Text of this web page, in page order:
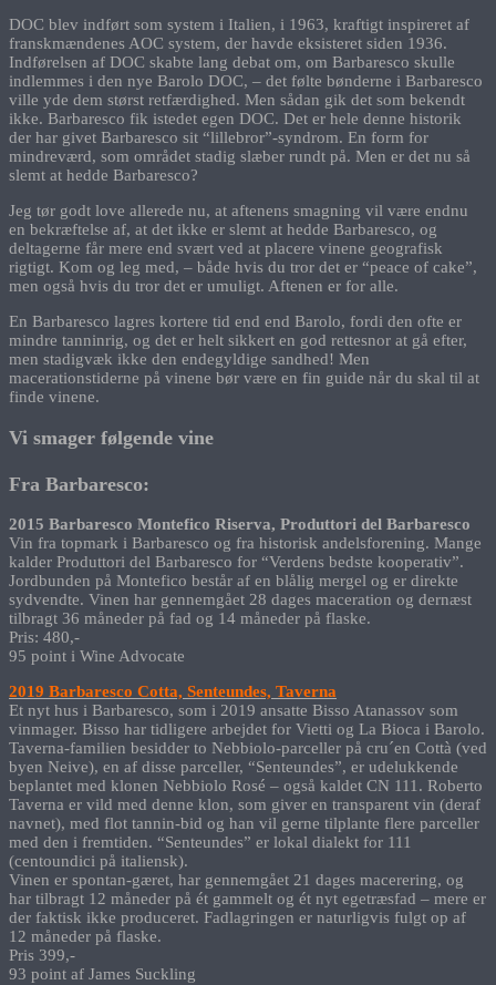
DOC blev indført som system i Italien, i 1963, kraftigt inspireret af
franskmændenes AOC system, der havde eksisteret siden 1936.
Indførelsen af DOC skabte lang debat om, om Barbaresco skulle
indlemmes i den nye Barolo DOC, – det følte bønderne i Barbaresco
ville yde dem størst retfærdighed. Men sådan gik det som bekendt
ikke. Barbaresco fik istedet egen DOC. Det er hele denne historik
der har givet Barbaresco sit “lillebror”-syndrom. En form for
mindreværd, som området stadig slæber rundt på. Men er det nu så
slemt at hedde Barbaresco?
Jeg tør godt love allerede nu, at aftenens smagning vil være endnu
en bekræftelse af, at det ikke er slemt at hedde Barbaresco, og
deltagerne får mere end svært ved at placere vinene geografisk
rigtigt. Kom og leg med, – både hvis du tror det er “peace of cake”,
men også hvis du tror det er umuligt. Aftenen er for alle.
En Barbaresco lagres kortere tid end end Barolo, fordi den ofte er
mindre tanninrig, og det er helt sikkert en god rettesnor at gå efter,
men stadigvæk ikke den endegyldige sandhed! Men
macerationstiderne på vinene bør være en fin guide når du skal til at
finde vinene.
Vi smager følgende vine
Fra Barbaresco:
2015 Barbaresco Montefico Riserva, Produttori del Barbaresco
Vin fra topmark i Barbaresco og fra historisk andelsforening. Mange
kalder Produttori del Barbaresco for “Verdens bedste kooperativ”.
Jordbunden på Montefico består af en blålig mergel og er direkte
sydvendte. Vinen har gennemgået 28 dages maceration og dernæst
tilbragt 36 måneder på fad og 14 måneder på flaske.
Pris: 480,-
95 point i Wine Advocate
2019 Barbaresco Cotta, Senteundes, Taverna
Et nyt hus i Barbaresco, som i 2019 ansatte Bisso Atanassov som
vinmager. Bisso har tidligere arbejdet for Vietti og La Bioca i Barolo.
Taverna-familien besidder to Nebbiolo-parceller på cru´en Cottà (ved
byen Neive), en af ​​disse parceller, “Senteundes”, er udelukkende
beplantet med klonen Nebbiolo Rosé – også kaldet CN 111. Roberto
Taverna er vild med denne klon, som giver en transparent vin (deraf
navnet), med flot tannin-bid og han vil gerne tilplante flere parceller
med den i fremtiden. “Senteundes” er lokal dialekt for 111
(centoundici på italiensk).
Vinen er spontan-gæret, har gennemgået 21 dages macerering, og
har tilbragt 12 måneder på ét gammelt og ét nyt egetræsfad – mere er
der faktisk ikke produceret. Fadlagringen er naturligvis fulgt op af
12 måneder på flaske.
Pris 399,-
93 point af James Suckling